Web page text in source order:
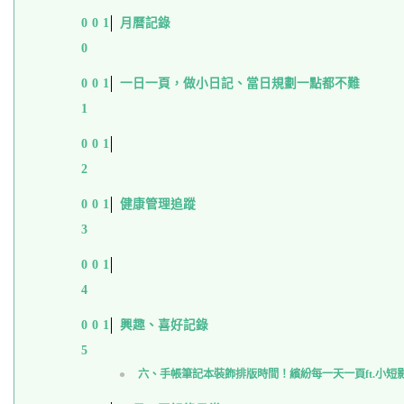
月曆記錄
一日一頁，做小日記、當日規劃一點都不難
健康管理追蹤
興趣、喜好記錄
六、手帳筆記本裝飾排版時間！繽紛每一天一頁ft.小短